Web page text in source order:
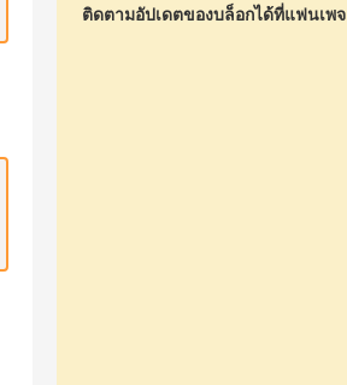
ติดตามอัปเดตของบล็อกได้ที่แฟนเพจ